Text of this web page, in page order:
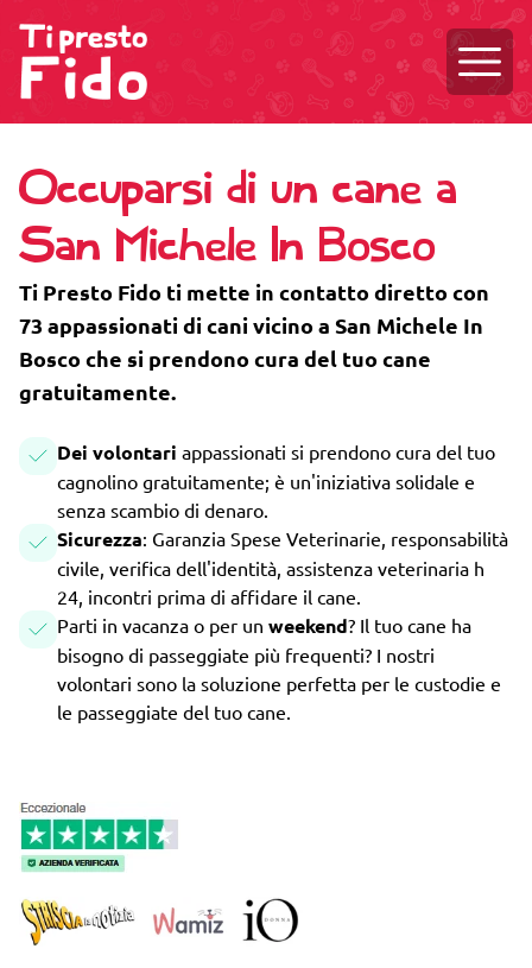
Occuparsi di un cane a
San Michele In Bosco
Ti Presto Fido ti mette in contatto diretto con
73 appassionati di cani vicino a San Michele In
Bosco che si prendono cura del tuo cane
gratuitamente.
Dei volontari appassionati si prendono cura del tuo
cagnolino gratuitamente; è un'iniziativa solidale e
senza scambio di denaro.
Sicurezza: Garanzia Spese Veterinarie, responsabilità
civile, verifica dell'identità, assistenza veterinaria h
24, incontri prima di affidare il cane.
Parti in vacanza o per un weekend? Il tuo cane ha
bisogno di passeggiate più frequenti? I nostri
volontari sono la soluzione perfetta per le custodie e
le passeggiate del tuo cane.